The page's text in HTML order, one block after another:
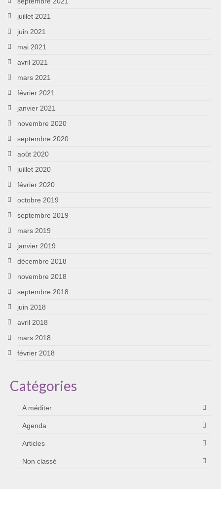
juillet 2021
juin 2021
mai 2021
avril 2021
mars 2021
février 2021
janvier 2021
novembre 2020
septembre 2020
août 2020
juillet 2020
février 2020
octobre 2019
septembre 2019
mars 2019
janvier 2019
décembre 2018
novembre 2018
septembre 2018
juin 2018
avril 2018
mars 2018
février 2018
Catégories
A méditer
Agenda
Articles
Non classé